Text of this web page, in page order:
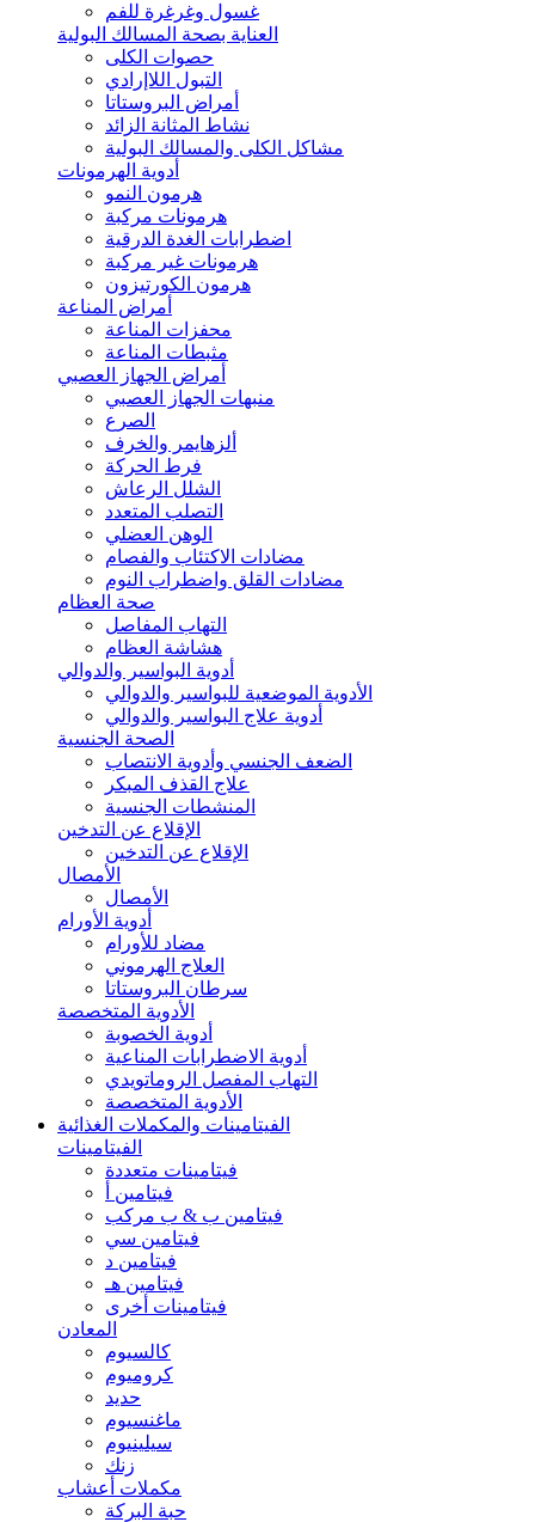
غسول وغرغرة للفم
العناية بصحة المسالك البولية
حصوات الكلى
التبول اللاإرادي
أمراض البروستاتا
نشاط المثانة الزائد
مشاكل الكلى والمسالك البولية
أدوية الهرمونات
هرمون النمو
هرمونات مركبة
اضطرابات الغدة الدرقية
هرمونات غير مركبة
هرمون الكورتيزون
أمراض المناعة
محفزات المناعة
مثبطات المناعة
أمراض الجهاز العصبي
منبهات الجهاز العصبي
الصرع
ألزهايمر والخرف
فرط الحركة
الشلل الرعاش
التصلب المتعدد
الوهن العضلي
مضادات الاكتئاب والفصام
مضادات القلق واضطراب النوم
صحة العظام
التهاب المفاصل
هشاشة العظام
أدوية البواسير والدوالي
الأدوية الموضعية للبواسير والدوالي
أدوية علاج البواسير والدوالي
الصحة الجنسية
الضعف الجنسي وأدوية الانتصاب
علاج القذف المبكر
المنشطات الجنسية
الإقلاع عن التدخين
الإقلاع عن التدخين
الأمصال
الأمصال
أدوية الأورام
مضاد للأورام
العلاج الهرموني
سرطان البروستاتا
الأدوية المتخصصة
أدوية الخصوبة
أدوية الاضطرابات المناعية
التهاب المفصل الروماتويدي
الأدوية المتخصصة
الفيتامينات والمكملات الغذائية
الفيتامينات
فيتامينات متعددة
فيتامين أ
فيتامين ب & ب مركب
فيتامين سي
فيتامين د
فيتامين هـ
فيتامينات أخرى
المعادن
كالسيوم
كروميوم
حديد
ماغنسيوم
سيلينيوم
زنك
مكملات أعشاب
حبة البركة